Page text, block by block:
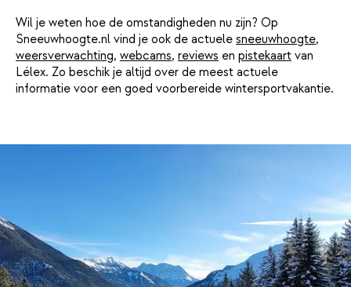
Wil je weten hoe de omstandigheden nu zijn? Op
Sneeuwhoogte.nl vind je ook de actuele sneeuwhoogte,
weersverwachting, webcams, reviews en pistekaart van
Lélex. Zo beschik je altijd over de meest actuele
informatie voor een goed voorbereide wintersportvakantie.